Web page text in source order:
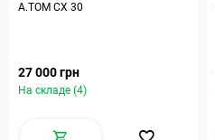
A.TOM CX 30
27 000 грн
На складе (4)